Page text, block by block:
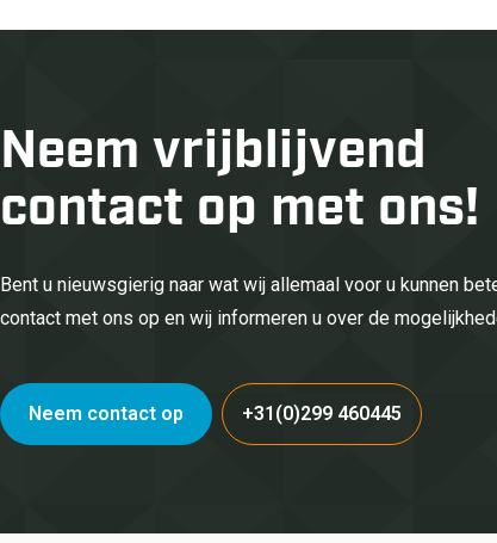
Neem vrijblijvend
contact op met ons!
Bent u nieuwsgierig naar wat wij allemaal voor u kunnen
contact met ons op en wij informeren u over de
Neem contact op +31(0)299 460445